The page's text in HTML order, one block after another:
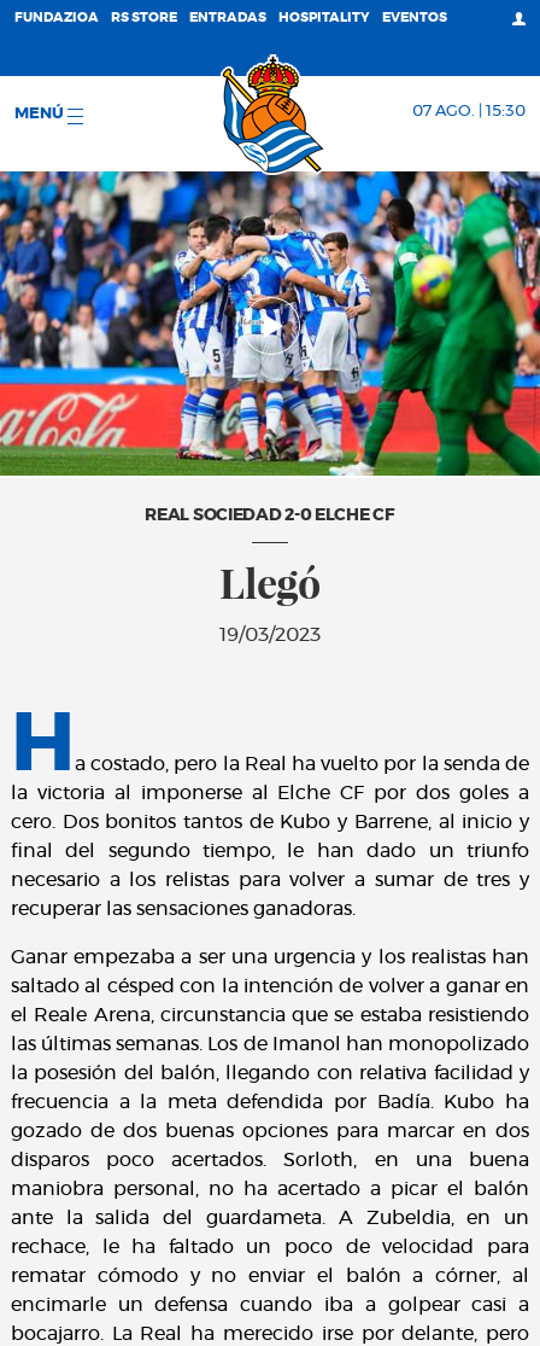
FUNDAZIOA RS STORE ENTRADAS HOSPITALITY EVENTOS
MENÚ 07 AGO. | 15:30
REAL SOCIEDAD 2-0 ELCHE CF
Llegó
19/03/2023
H
a costado, pero la Real ha vuelto por la senda de
la victoria al imponerse al Elche CF por dos goles a
cero. Dos bonitos tantos de Kubo y Barrene, al inicio y
final del segundo tiempo, le han dado un triunfo
necesario a los relistas para volver a sumar de tres y
recuperar las sensaciones ganadoras.
Ganar empezaba a ser una urgencia y los realistas han
saltado al césped con la intención de volver a ganar en
el Reale Arena, circunstancia que se estaba resistiendo
las últimas semanas. Los de Imanol han monopolizado
la posesión del balón, llegando con relativa facilidad y
frecuencia a la meta defendida por Badía. Kubo ha
gozado de dos buenas opciones para marcar en dos
disparos poco acertados. Sorloth, en una buena
maniobra personal, no ha acertado a picar el balón
ante la salida del guardameta. A Zubeldia, en un
rechace, le ha faltado un poco de velocidad para
rematar cómodo y no enviar el balón a córner, al
encimarle un defensa cuando iba a golpear casi a
bocajarro. La Real ha merecido irse por delante, pero